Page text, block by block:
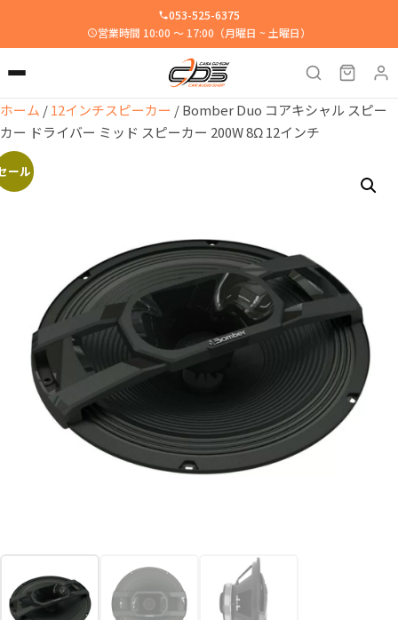
053-525-6375
営業時間 10:00 ～ 17:00（月曜日 ~ 土曜日）
ホーム /12インチスピーカー / Bomber Duo コアキシャル スピー
カー ドライバー ミッド スピーカー 200W 8Ω 12インチ
ール